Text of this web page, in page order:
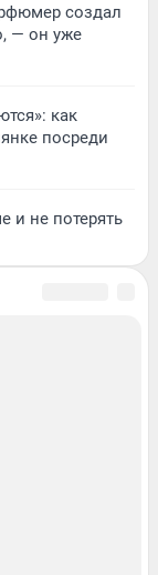
создал
— он уже
как
посреди
и не потерять